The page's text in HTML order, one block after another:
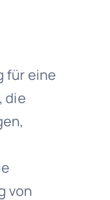
für eine
die
von